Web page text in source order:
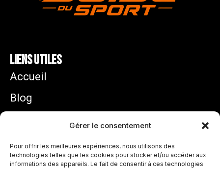
Gérer le consentement
Pour offrir les meilleures expériences, nous utilisons des
technologies telles que les cookies pour stocker et/ou accéder aux
informations des appareils. Le fait de consentir à ces technologies
Liens utiles
Accueil
Blog
Politique de confidentialité
Zidane équipe de France : pourquoi son arrivée